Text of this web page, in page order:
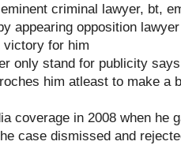
criminal lawyer, bt,
appearing opposition
victory for him
only stand for publicity
him atleast to make a
coverage in 2008 when he
case dismissed and